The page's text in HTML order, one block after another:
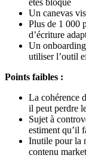
êtes bloqué
Un canevas
Plus de 1 000
d’écriture
Un
utiliser l’outil
Points faibles :
La cohérence
il peut perdre
Sujet à
estiment qu’il
Inutile pour la
contenu